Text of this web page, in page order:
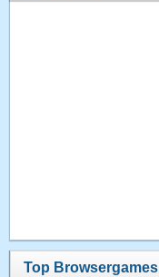
Top Browsergames